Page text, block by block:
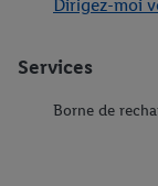
Dirigez-moi
Services
Borne de